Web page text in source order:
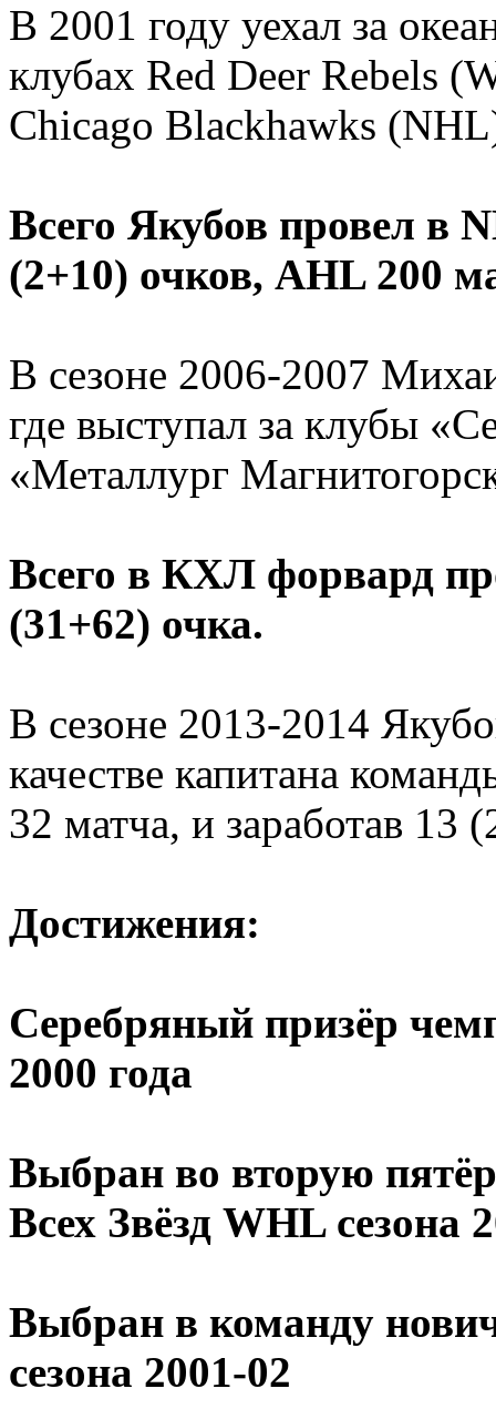
В 2001 году уехал за
клубах Red Deer Rebels
Chicago Blackhawks
Всего Якубов провел в
(2+10) очков, AHL 200
В сезоне 2006-2007
где выступал за клубы
«Металлург
Всего в КХЛ форвард
(31+62) очка.
В сезоне 2013-2014
качестве капитана
32 матча, и заработав 13
Достижения:
Серебряный призёр
2000 года
Выбран во вторую
Всех Звёзд WHL сезона
Выбран в команду
сезона 2001-02